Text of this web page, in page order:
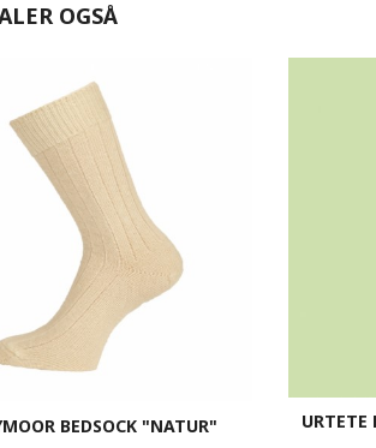
OGSÅ
BEDSOCK "NATUR" URTETE